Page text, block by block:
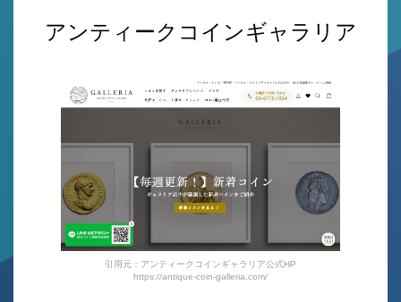
アンティークコインギャラリア
引用元：アンティークコインギャラリア公式HP
https://antique-coin-galleria.com/